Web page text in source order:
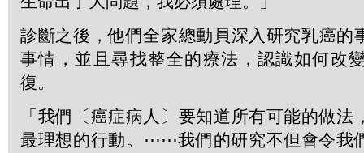
診斷之後，他們全家總動員深入研究乳癌的
事情，並且尋找整全的療法，認識如何改
復。
「我們〔癌症病人〕要知道所有可能的做法
最理想的行動。⋯⋯我們的研究不但會令我